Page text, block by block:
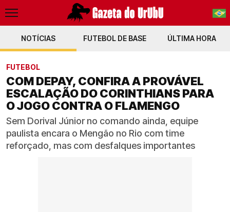
PT-BR
NOTÍCIAS FUTEBOL DE BASE ÚLTIMA HORA
FUTEBOL
COM DEPAY, CONFIRA A PROVÁVEL
ESCALAÇÃO DO CORINTHIANS PARA
O JOGO CONTRA O FLAMENGO
Sem Dorival Júnior no comando ainda, equipe
paulista encara o Mengão no Rio com time
reforçado, mas com desfalques importantes